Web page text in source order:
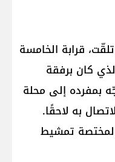
قرابة الخامسة
كان برفقة
بمفرده إلى محلة
به لاحقًا.
المختصة تمشيط